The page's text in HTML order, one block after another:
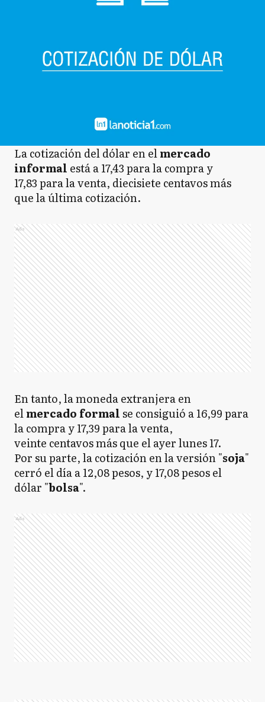
La cotización del dólar en elmercado
informal está a 17,43 para la compra y
17,83 para la venta, diecisiete centavos más
que la última cotización.
Ads
En tanto, la moneda extranjera en
elmercado formalse consiguió a 16,99 para
la compra y 17,39 para la venta,
veinte centavos más que el ayer lunes 17.
Por su parte, la cotización en la versión "soja"
cerró el día a 12,08 pesos, y 17,08 pesos el
dólar "bolsa".
Ads